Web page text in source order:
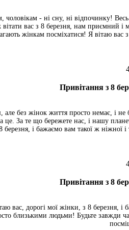
чоловікам - ні сну, ні відпочинку!
вітати вас з 8 березня, нам приємний
жінкам посміхатися! Я вітаю
Привітання з 8
без жінок життя просто немає, і не
це. За те що бережете нас, і нашу
березня, і бажаємо вам такої ж ніжної
Привітання з 8
вас, дорогі мої жінки, з 8 березня,
близькими людьми! Будьте завжди